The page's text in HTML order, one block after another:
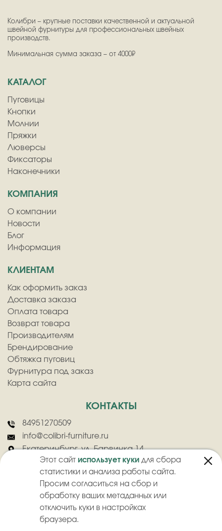
Этот сайт использует куки для сбора
статистики и анализа работы сайта.
Просим согласиться на сбор и
обработку ваших метаданных или
отключить куки в настройках
браузера.
Колибри – крупные поставки качественной и актуальной
швейной фурнитуры для профессиональных швейных
производств.
Минимальная сумма заказа – от 4000₽
КАТАЛОГ
Пуговицы
Кнопки
Молнии
Пряжки
Люверсы
Фиксаторы
Наконечники
КОМПАНИЯ
О компании
Новости
Блог
Информация
КЛИЕНТАМ
Как оформить заказ
Доставка заказа
Оплата товара
Возврат товара
Производителям
Брендирование
Обтяжка пуговиц
Фурнитура под заказ
Карта сайта
КОНТАКТЫ
84951270509
info@colibri-furniture.ru
Екатеринбург, ул. Барвинка 14
ООО "Колибри" - Оптовая продажа швейной фурнитуры
Политика конфиденциальности